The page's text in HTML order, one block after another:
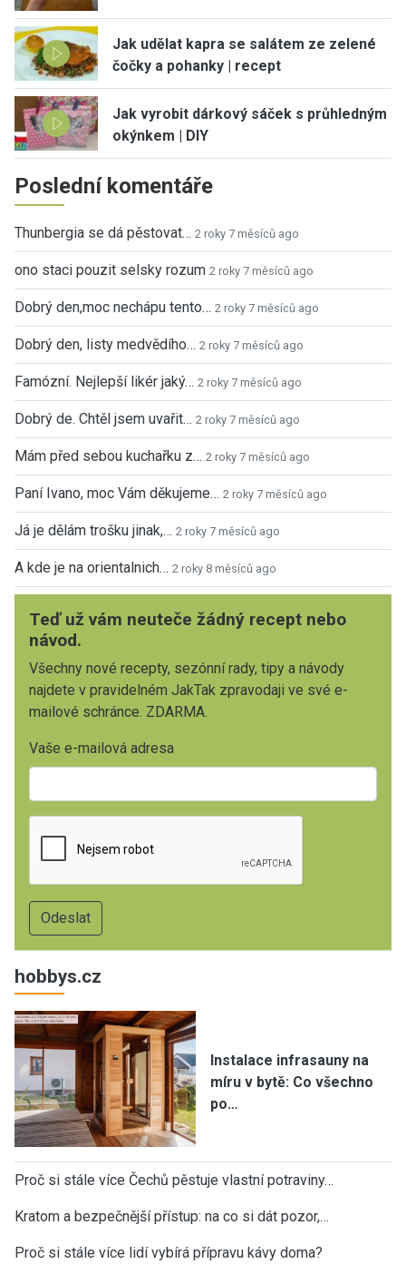
Jak udělat kapra se salátem ze zelené
čočky a pohanky | recept
Jak vyrobit dárkový sáček s průhledným
okýnkem | DIY
Poslední komentáře
Thunbergia se dá pěstovat… 2 roky 7 měsíců ago
ono staci pouzit selsky rozum 2 roky 7 měsíců ago
Dobrý den,moc nechápu tento… 2 roky 7 měsíců ago
Dobrý den, listy medvědího… 2 roky 7 měsíců ago
Famózní. Nejlepší likér jaký… 2 roky 7 měsíců ago
Dobrý de. Chtěl jsem uvařit… 2 roky 7 měsíců ago
Mám před sebou kuchařku z… 2 roky 7 měsíců ago
Paní Ivano, moc Vám děkujeme… 2 roky 7 měsíců ago
Já je dělám trošku jinak,… 2 roky 7 měsíců ago
A kde je na orientalnich… 2 roky 8 měsíců ago
Teď už vám neuteče žádný recept nebo
návod.
Všechny nové recepty, sezónní rady, tipy a návody
najdete v pravidelném JakTak zpravodaji ve své e-
mailové schránce. ZDARMA.
Vaše e-mailová adresa
hobbys.cz
Instalace infrasauny na
míru v bytě: Co všechno
po…
Proč si stále více Čechů pěstuje vlastní potraviny…
Kratom a bezpečnější přístup: na co si dát pozor,…
Proč si stále více lidí vybírá přípravu kávy doma?